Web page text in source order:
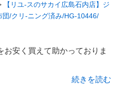
【リユ-スのサカイ広島石内店】ジ
団/クリ-ニング済み/HG-10446/
お安く買えて助かっておりま
続きを読む